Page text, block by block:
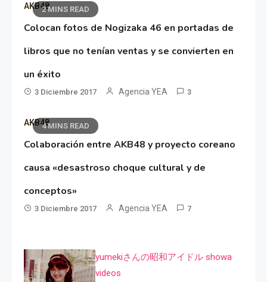
2 MINS READ
AKB48
Colocan fotos de Nogizaka 46 en portadas de
libros que no tenían ventas y se convierten en
un éxito
3 Diciembre 2017 Agencia YEA 3
4 MINS READ
AKB48
Colaboración entre AKB48 y proyecto coreano
causa «desastroso choque cultural y de
conceptos»
3 Diciembre 2017 Agencia YEA 7
yumekiさんの昭和アイドル showa
videos